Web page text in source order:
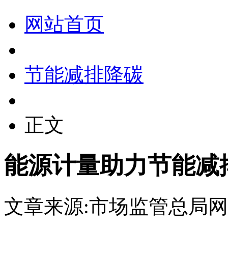
网站首页
节能减排降碳
正文
能源计量助力节能减
文章来源:市场监管总局